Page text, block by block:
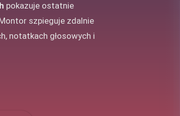
pokazuje ostatnie
szpieguje zdalnie
notatkach głosowych i